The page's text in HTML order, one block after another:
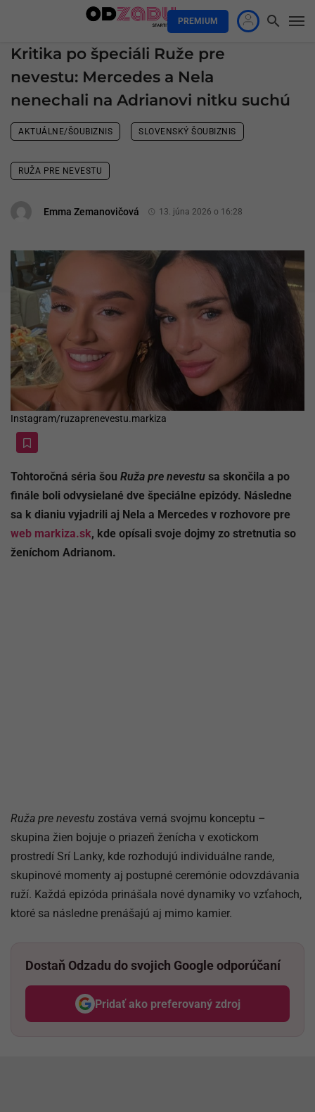
PREMIUM
Kritika po špeciáli Ruže pre
nevestu: Mercedes a Nela
nenechali na Adrianovi nitku suchú
AKTUÁLNE/ŠOUBIZNIS SLOVENSKÝ ŠOUBIZNIS
RUŽA PRE NEVESTU
Emma Zemanovičová 13. júna 2026 o 16:28
Instagram/ruzaprenevestu.markiza
Tohtoročná séria šou Ruža pre nevestu sa skončila a po
finále boli odvysielané dve špeciálne epizódy. Následne
sa k dianiu vyjadrili aj Nela a Mercedes v rozhovore pre
web markiza.sk, kde opísali svoje dojmy zo stretnutia so
ženíchom Adrianom.
Ruža pre nevestu zostáva verná svojmu konceptu –
skupina žien bojuje o priazeň ženícha v exotickom
prostredí Srí Lanky, kde rozhodujú individuálne rande,
skupinové momenty aj postupné ceremónie odovzdávania
ruží. Každá epizóda prinášala nové dynamiky vo vzťahoch,
ktoré sa následne prenášajú aj mimo kamier.
Dostaň Odzadu do svojich Google odporúčaní
Pridať ako preferovaný zdroj
Odzadu, odkaz sa otvorí v